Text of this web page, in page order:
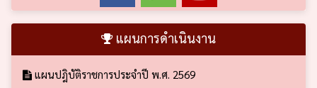
แผนการดำเนินงาน
แผนปฎิบัติราชการประจำปี พ.ศ. 2569